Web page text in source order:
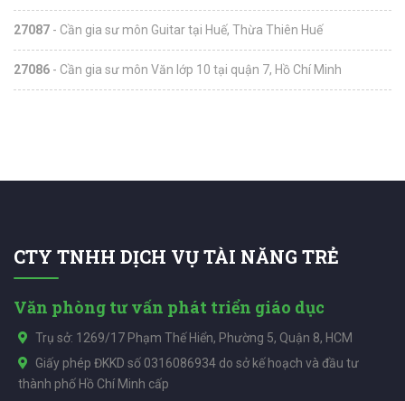
27087 - Cần gia sư môn Guitar tại Huế, Thừa Thiên Huế
27086 - Cần gia sư môn Văn lớp 10 tại quận 7, Hồ Chí Minh
CTY TNHH DỊCH VỤ TÀI NĂNG TRẺ
Văn phòng tư vấn phát triển giáo dục
Trụ sở: 1269/17 Phạm Thế Hiển, Phường 5, Quận 8, HCM
Giấy phép ĐKKD số 0316086934 do sở kế hoạch và đầu tư
thành phố Hồ Chí Minh cấp